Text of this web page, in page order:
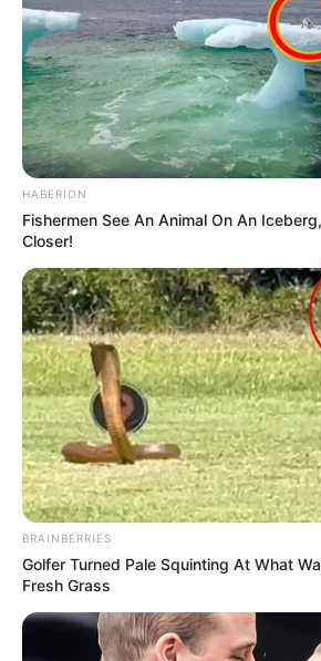
HABERION
Fishermen See An Animal On An
Closer!
BRAINBERRIES
Golfer Turned Pale Squinting At What
Fresh Grass